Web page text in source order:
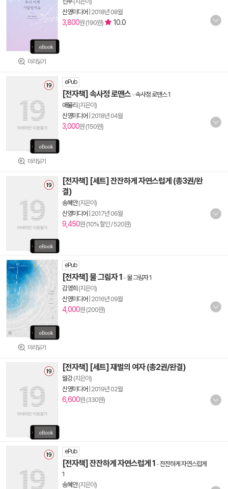
미리읽기
신영미디어 2018년 08월
3,800원 (190원) 10.0
미리읽기
ePub
[전자책] 속사정 로맨스 -속사정 로맨스 1
애뮬리 (지은이)
신영미디어 2018년 04월
3,000원 (150원)
[전자책] [세트] 잔잔하게 자연스럽게 (총3권/완
결)
송혜안(지은이)
신영미디어 2017년 06월
9,450원 (10% 할인 / 520원)
미리읽기
ePub
[전자책] 물 그림자 1 -물 그림자 1
김영희 (지은이)
신영미디어 2016년 09월
4,000원 (200원)
[전자책] [세트] 재벌의 여자 (총2권/완결)
월강(지은이)
신영미디어 2019년 02월
6,600원 (330원)
ePub
[전자책] 잔잔하게 자연스럽게 1 -잔잔하게 자연스럽게
1
송혜안(지은이)